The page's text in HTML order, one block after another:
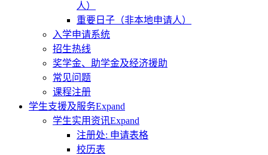
人）
重要日子（非本地申请人）
入学申请系统
招生热线
奖学金、助学金及经济援助
常见问题
课程注册
学生支援及服务Expand
学生实用资讯Expand
注册处: 申请表格
校历表